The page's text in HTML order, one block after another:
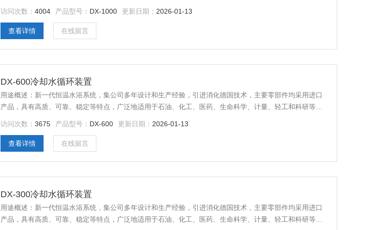
访问次数：4004 产品型号： DX-1000 更新日期： 2026-01-13
查看详情 在线留言
DX-600冷却水循环装置
用途概述：新一代恒温水浴系统，集公司多年设计和生产经验，引进消化德国技术，主要零部件均采用进口
产品，具有高质、可靠、稳定等特点，广泛地适用于石油、化工、医药、生命科学、计量、轻工和科研等领
访问次数：3675 产品型号： DX-600 更新日期： 2026-01-13
查看详情 在线留言
DX-300冷却水循环装置
用途概述：新一代恒温水浴系统，集公司多年设计和生产经验，引进消化德国技术，主要零部件均采用进口
产品，具有高质、可靠、稳定等特点，广泛地适用于石油、化工、医药、生命科学、计量、轻工和科研等领